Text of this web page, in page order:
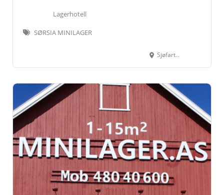
Lagerhotell
SØRSIA MINILAGER
Sjøfartsgata 14, 7714 Steinkjer